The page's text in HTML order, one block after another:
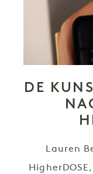
DE
Lauren